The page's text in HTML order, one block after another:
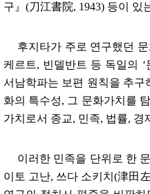
구 』 (刀江書院, 1943) 등이 있
후지타가 주로 연구했던
케르트, 빈델반트 등 독일의 ‘
서남학파는 보편 원칙을 추
화의 특수성, 그 문화가치를
가치로서 종교, 민족, 법률, 경
이러한 민족을 단위로 한
이토 고난, 쓰다 소키치(津田